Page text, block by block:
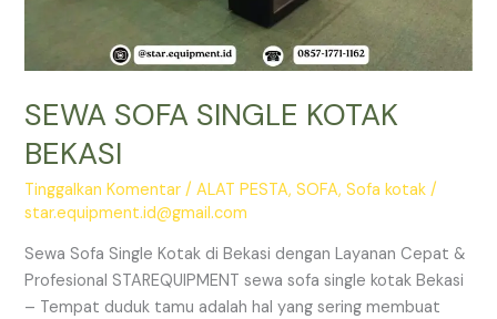
SEWA SOFA SINGLE KOTAK
BEKASI
Tinggalkan Komentar /ALAT PESTA,SOFA,Sofa kotak /
star.equipment.id@gmail.com
Sewa Sofa Single Kotak di Bekasi dengan Layanan Cepat &
Profesional STAREQUIPMENT sewa sofa single kotak Bekasi
– Tempat duduk tamu adalah hal yang sering membuat